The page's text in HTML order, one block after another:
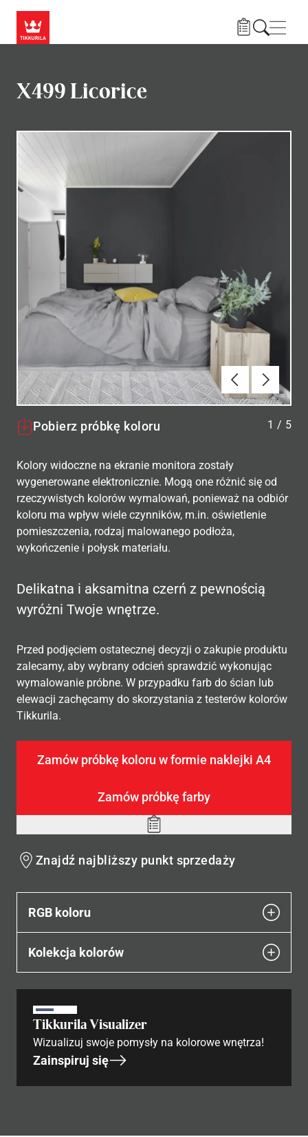
X499 Licorice
Poprzednie
Dalej
Pobierz próbkę koloru 1 / 5
Kolory widoczne na ekranie monitora zostały
wygenerowane elektronicznie. Mogą one różnić się od
rzeczywistych kolorów wymalowań, ponieważ na odbiór
koloru ma wpływ wiele czynników, m.in. oświetlenie
pomieszczenia, rodzaj malowanego podłoża,
wykończenie i połysk materiału.
Delikatna i aksamitna czerń z pewnością
wyróżni Twoje wnętrze.
Przed podjęciem ostatecznej decyzji o zakupie produktu
zalecamy, aby wybrany odcień sprawdzić wykonując
wymalowanie próbne. W przypadku farb do ścian lub
elewacji zachęcamy do skorzystania z testerów kolorów
Tikkurila.
Zamów próbkę koloru w formie naklejki A4
Zamów próbkę farby
Add
wishlist
Znajdź najbliższy punkt sprzedaży
RGB koloru
Kolekcja kolorów
Tikkurila Visualizer
Wizualizuj swoje pomysły na kolorowe wnętrza!
Zainspiruj się